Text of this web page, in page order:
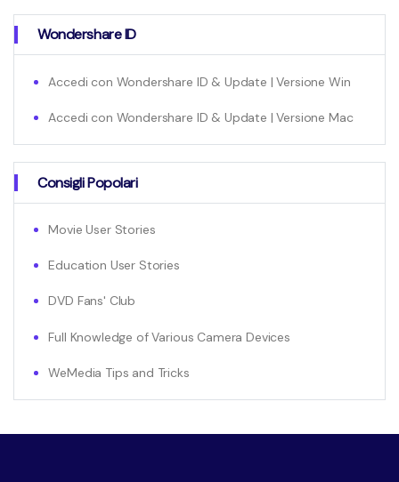
Wondershare ID
Accedi con Wondershare ID & Update | Versione Win
Accedi con Wondershare ID & Update | Versione Mac
Consigli Popolari
Movie User Stories
Education User Stories
DVD Fans' Club
Full Knowledge of Various Camera Devices
WeMedia Tips and Tricks